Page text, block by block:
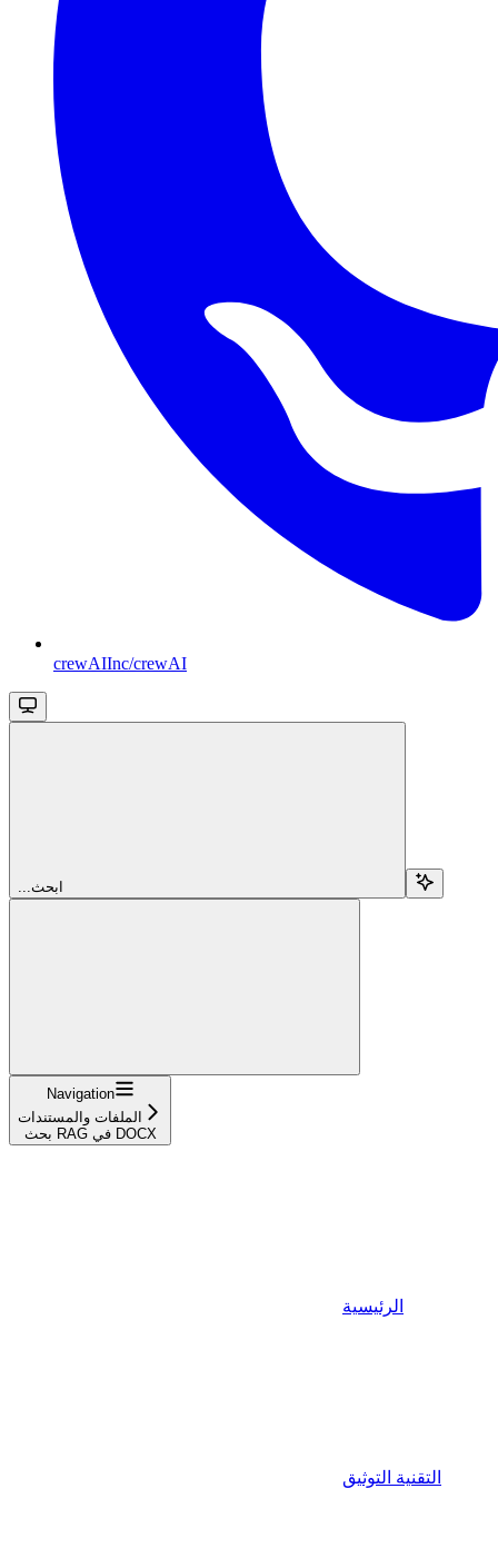
crewAIInc/crewAI
...ابحث
Navigation
الملفات والمستندات
بحث RAG في DOCX
الرئيسية
التقنية التوثيق